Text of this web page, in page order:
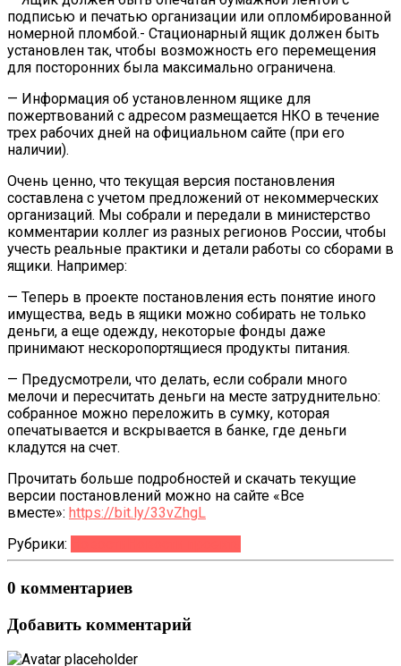
подписью и печатью организации или опломбированной
номерной пломбой.- Стационарный ящик должен быть
установлен так, чтобы возможность его перемещения
для посторонних была максимально ограничена.
— Информация об установленном ящике для
пожертвований с адресом размещается НКО в течение
трех рабочих дней на официальном сайте (при его
наличии).
Очень ценно, что текущая версия постановления
составлена с учетом предложений от некоммерческих
организаций. Мы собрали и передали в министерство
комментарии коллег из разных регионов России, чтобы
учесть реальные практики и детали работы со сборами в
ящики. Например:
— Теперь в проекте постановления есть понятие иного
имущества, ведь в ящики можно собирать не только
деньги, а еще одежду, некоторые фонды даже
принимают нескоропортящиеся продукты питания.
— Предусмотрели, что делать, если собрали много
мелочи и пересчитать деньги на месте затруднительно:
собранное можно переложить в сумку, которая
опечатывается и вскрывается в банке, где деньги
кладутся на счет.
Прочитать больше подробностей и скачать текущие
версии постановлений можно на сайте «Все
вместе»: https://bit.ly/33vZhgL
Рубрики:
0 комментариев
Добавить комментарий